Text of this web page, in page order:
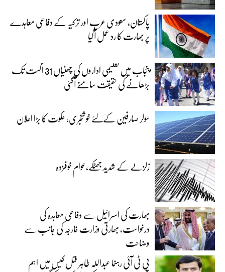
پاکستان، سعودی عرب اور ترکیہ کے دفاعی معاہدے
پر بھارت کا رد عمل آگیا
پنجاب میں تعلیمی اداروں کی چھٹیاں 31 اگست تک
بڑھانے کی حقیقت سامنے آگئی
سولر صارفین کےلئے خوشخبری، حکوت کا بڑا اعلان
زلزلے کے شدید جھٹکے،عوام خوفزدہ
بھارت کی اسرائیل سے دفاعی معاہدہ کی
درخواست، بھارتی وزارت خارجہ کی جانب سے
وضاحت
پی ٹی آئی رہنما عبداللہ طاہر قتل کیس میں اہم